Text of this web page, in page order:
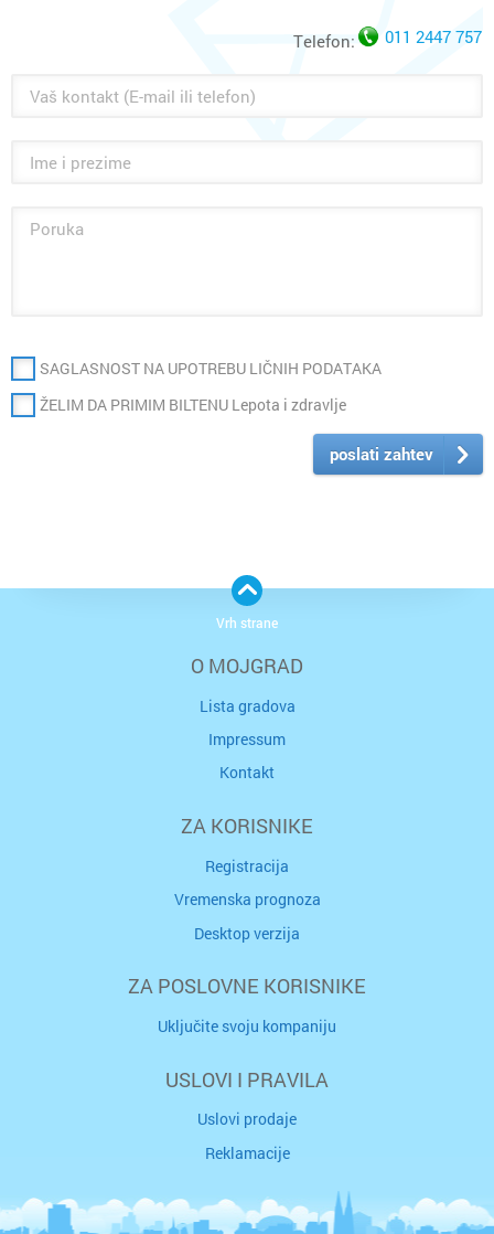
Telefon: 011 2447 757
SAGLASNOST NA UPOTREBU LIČNIH PODATAKA
ŽELIM DA PRIMIM BILTENU Lepota i zdravlje
poslati zahtev
O MOJGRAD
Lista gradova
Impressum
Kontakt
ZA KORISNIKE
Registracija
Vremenska prognoza
Desktop verzija
ZA POSLOVNE KORISNIKE
Uključite svoju kompaniju
USLOVI I PRAVILA
Uslovi prodaje
Reklamacije
Vrh strane